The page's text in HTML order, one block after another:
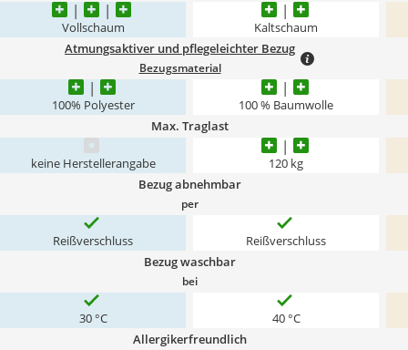
Vollschaum Kaltschaum
Atmungsaktiver und pflegeleichter Bezug
Bezugsmaterial
100% Polyester 100 % Baumwolle
Max. Traglast
keine Herstellerangabe 120 kg
Bezug abnehmbar
per
Reißverschluss Reißverschluss
Bezug waschbar
bei
30 °C 40 °C
Allergikerfreundlich